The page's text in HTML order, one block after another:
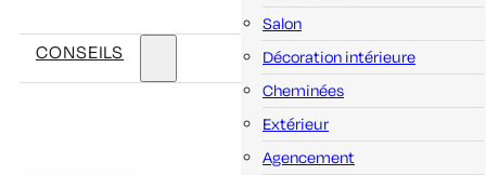
CONSEILS
Salon
Décoration intérieure
Cheminées
Extérieur
Agencement